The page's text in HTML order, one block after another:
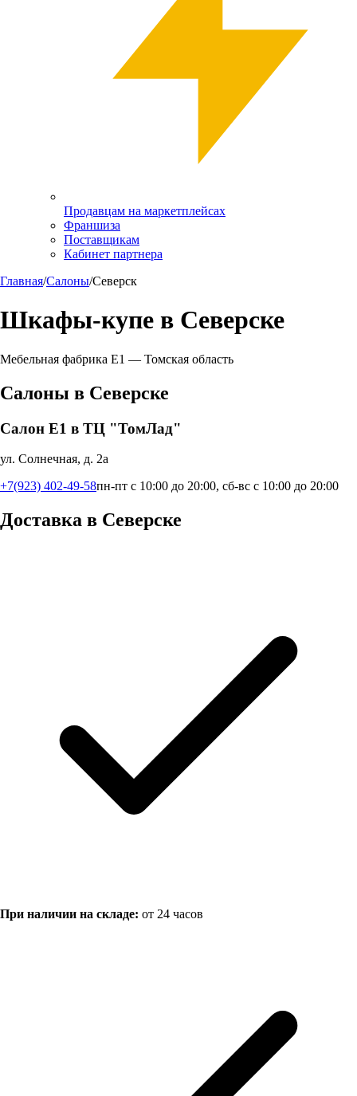
Продавцам на маркетплейсах
Франшиза
Поставщикам
Кабинет партнера
Главная/Салоны/Северск
Шкафы-купе в Северске
Мебельная фабрика Е1 — Томская область
Салоны в Северске
Салон Е1 в ТЦ "ТомЛад"
ул. Солнечная, д. 2а
+7(923) 402-49-58пн-пт с 10:00 до 20:00, сб-вс с 10:00 до 20:00
Доставка в Северске
При наличии на складе: от 24 часов